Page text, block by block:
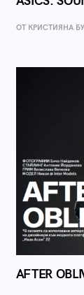
ОТ КРИСТИЯНА
AFTER